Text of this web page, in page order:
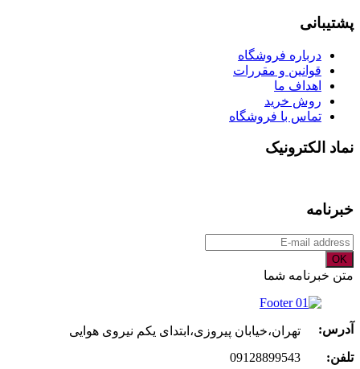
پشتیبانی
درباره فروشگاه
قوانین و مقررات
اهداف ما
روش خرید
تماس با فروشگاه
نماد الکترونیک
خبرنامه
OK
متن خبرنامه شما
آدرس:
تهران،خیابان پیروزی،ابتدای یکم نیروی هوایی
تلفن:
09128899543